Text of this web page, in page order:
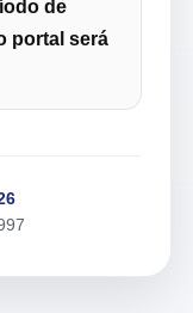
de
portal será